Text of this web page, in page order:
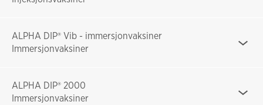
ALPHA DIP® Vib - immersjonvaksiner
Immersjonvaksiner
ALPHA DIP® 2000
Immersjonvaksiner